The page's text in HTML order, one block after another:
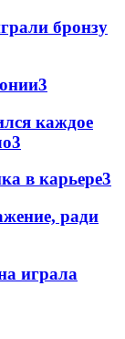
бронзу
3
каждое
3
в карьере3
ради
играла